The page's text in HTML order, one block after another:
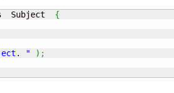
Subject {
" ) ;